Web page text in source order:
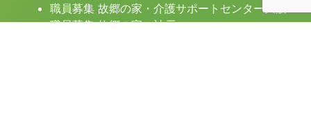
職員募集 故郷の家・介護サポートセンター大阪
職員募集 故郷の家・神戸